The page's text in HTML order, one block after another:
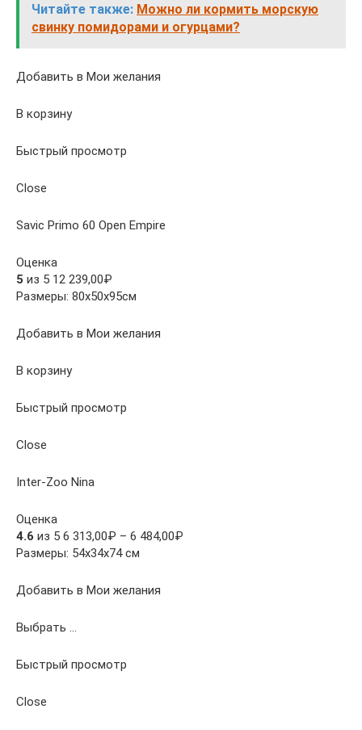
Читайте также: Можно ли кормить морскую
свинку помидорами и огурцами?
Добавить в Мои желания
В корзину
Быстрый просмотр
Close
Savic Primo 60 Open Empire
Оценка
5 из 5 12 239,00₽
Размеры: 80x50x95см
Добавить в Мои желания
В корзину
Быстрый просмотр
Close
Inter-Zoo Nina
Оценка
4.6 из 5 6 313,00₽ – 6 484,00₽
Размеры: 54х34х74 см
Добавить в Мои желания
Выбрать …
Быстрый просмотр
Close